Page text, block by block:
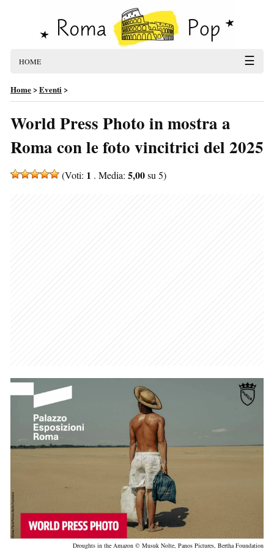
HOME ☰
Home>Eventi>
World Press Photo in mostra a
Roma con le foto vincitrici del 2025
(Voti: 1 . Media: 5,00su 5)
Droughts in the Amazon © Musuk Nolte, Panos Pictures, Bertha Foundation